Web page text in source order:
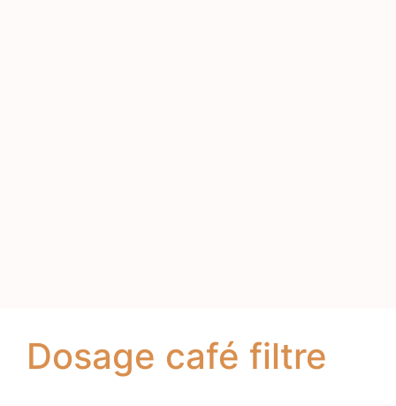
Dosage café filtre